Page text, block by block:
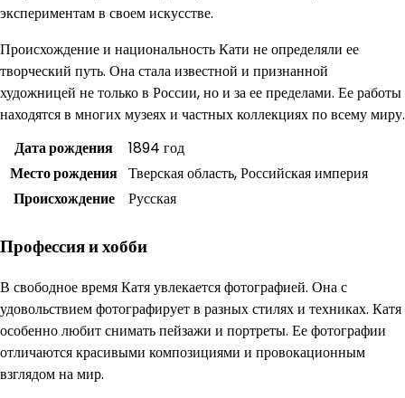
экспериментам в своем искусстве.
Происхождение и национальность Кати не определяли ее
творческий путь. Она стала известной и признанной
художницей не только в России, но и за ее пределами. Ее работы
находятся в многих музеях и частных коллекциях по всему миру.
Дата рождения
1894 год
Место рождения Тверская область, Российская империя
Происхождение
Русская
Профессия и хобби
В свободное время Катя увлекается фотографией. Она с
удовольствием фотографирует в разных стилях и техниках. Катя
особенно любит снимать пейзажи и портреты. Ее фотографии
отличаются красивыми композициями и провокационным
взглядом на мир.